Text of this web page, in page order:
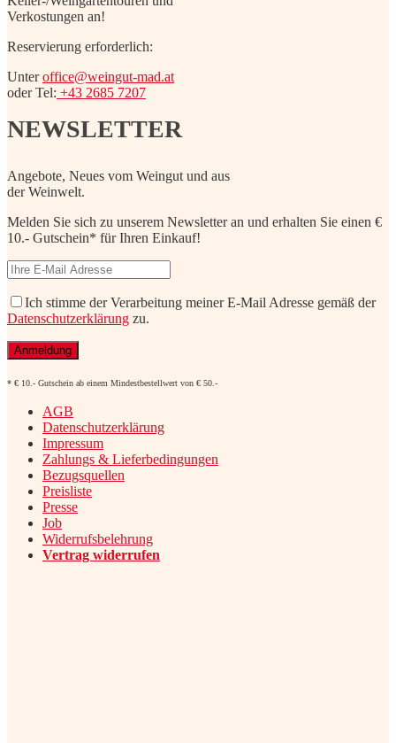
Verkostungen an!
Reservierung erforderlich:
Unteroffice@weingut-mad.at
oder Tel: +43 2685 7207
NEWSLETTER
Angebote, Neues vom Weingut und aus
der Weinwelt.
Melden Sie sich zu unserem Newsletter an und erhalten Sie einen €
10.- Gutschein* für Ihren Einkauf!
Ich stimme der Verarbeitung meiner E-Mail Adresse gemäß der
Datenschutzerklärung zu.
* € 10.- Gutschein ab einem Mindestbestellwert von € 50.-
AGB
Datenschutzerklärung
Impressum
Zahlungs & Lieferbedingungen
Bezugsquellen
Preisliste
Presse
Job
Widerrufsbelehrung
Vertrag widerrufen